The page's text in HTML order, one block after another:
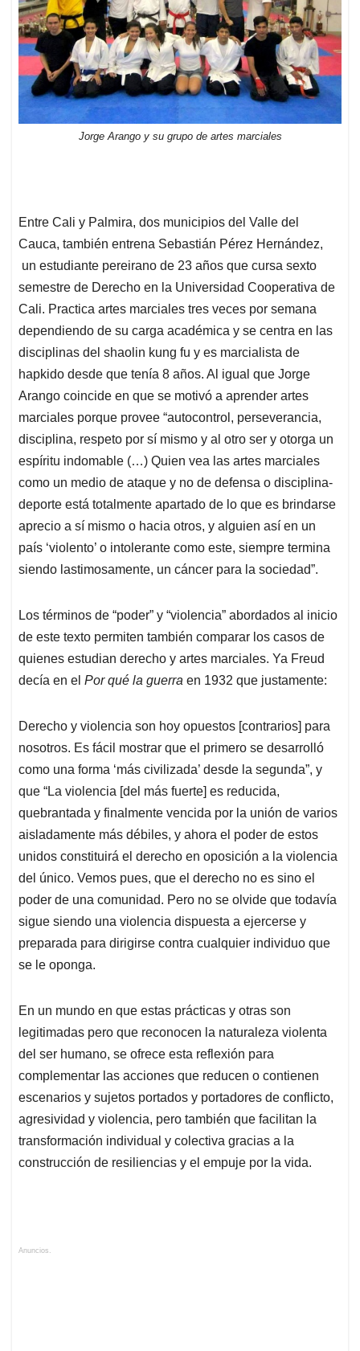
Jorge Arango y su grupo de artes marciales
Entre Cali y Palmira, dos municipios del Valle del
Cauca, también entrena Sebastián Pérez Hernández,
un estudiante pereirano de 23 años que cursa sexto
semestre de Derecho en la Universidad Cooperativa de
Cali. Practica artes marciales tres veces por semana
dependiendo de su carga académica y se centra en las
disciplinas del shaolin kung fu y es marcialista de
hapkido desde que tenía 8 años. Al igual que Jorge
Arango coincide en que se motivó a aprender artes
marciales porque provee “autocontrol, perseverancia,
disciplina, respeto por sí mismo y al otro ser y otorga un
espíritu indomable (…) Quien vea las artes marciales
como un medio de ataque y no de defensa o disciplina-
deporte está totalmente apartado de lo que es brindarse
aprecio a sí mismo o hacia otros, y alguien así en un
país ‘violento’ o intolerante como este, siempre termina
siendo lastimosamente, un cáncer para la sociedad”.
Los términos de “poder” y “violencia” abordados al inicio
de este texto permiten también comparar los casos de
quienes estudian derecho y artes marciales. Ya Freud
decía en el Por qué la guerra en 1932 que justamente:
Derecho y violencia son hoy opuestos [contrarios] para
nosotros. Es fácil mostrar que el primero se desarrolló
como una forma ‘más civilizada’ desde la segunda”, y
que “La violencia [del más fuerte] es reducida,
quebrantada y finalmente vencida por la unión de varios
aisladamente más débiles, y ahora el poder de estos
unidos constituirá el derecho en oposición a la violencia
del único. Vemos pues, que el derecho no es sino el
poder de una comunidad. Pero no se olvide que todavía
sigue siendo una violencia dispuesta a ejercerse y
preparada para dirigirse contra cualquier individuo que
se le oponga.
En un mundo en que estas prácticas y otras son
legitimadas pero que reconocen la naturaleza violenta
del ser humano, se ofrece esta reflexión para
complementar las acciones que reducen o contienen
escenarios y sujetos portados y portadores de conflicto,
agresividad y violencia, pero también que facilitan la
transformación individual y colectiva gracias a la
construcción de resiliencias y el empuje por la vida.
Anuncios.